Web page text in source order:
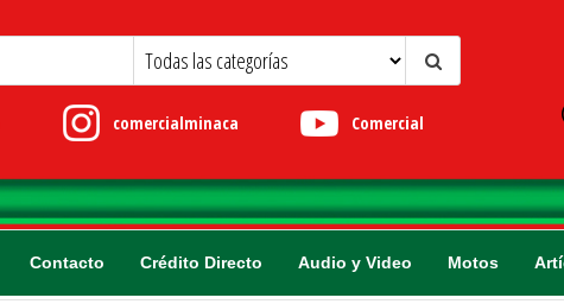
comercialminaca Comercial
Contacto Crédito Directo Audio y Video Motos